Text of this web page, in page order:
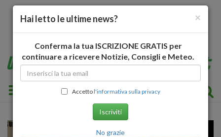
Toggle navigation
×
Hai letto le ultime news?
Conferma la tua ISCRIZIONE GRATIS per
continuare a ricevere Notizie, Consigli e Meteo.
Accettol'informativa sulla privacy
Iscriviti
No grazie